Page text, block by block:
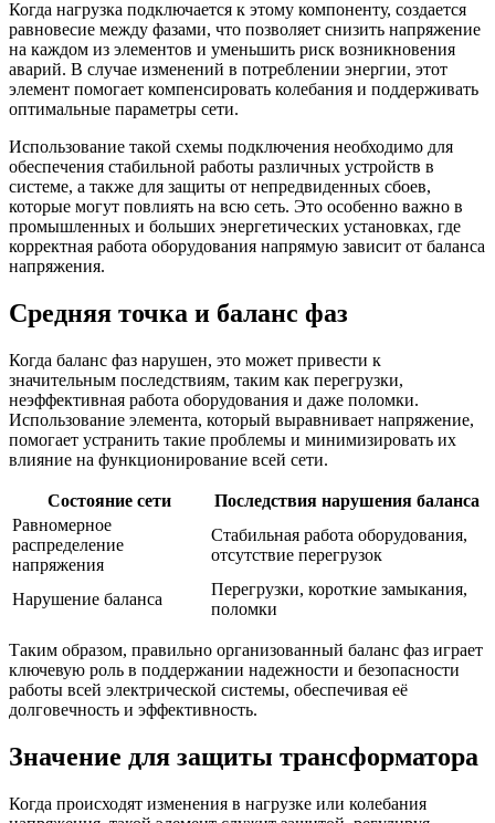
Когда нагрузка подключается к этому компоненту, создается
равновесие между фазами, что позволяет снизить напряжение
на каждом из элементов и уменьшить риск возникновения
аварий. В случае изменений в потреблении энергии, этот
элемент помогает компенсировать колебания и поддерживать
оптимальные параметры сети.
Использование такой схемы подключения необходимо для
обеспечения стабильной работы различных устройств в
системе, а также для защиты от непредвиденных сбоев,
которые могут повлиять на всю сеть. Это особенно важно в
промышленных и больших энергетических установках, где
корректная работа оборудования напрямую зависит от баланса
напряжения.
Средняя точка и баланс фаз
Когда баланс фаз нарушен, это может привести к
значительным последствиям, таким как перегрузки,
неэффективная работа оборудования и даже поломки.
Использование элемента, который выравнивает напряжение,
помогает устранить такие проблемы и минимизировать их
влияние на функционирование всей сети.
Состояние сети
Последствия нарушения баланса
Равномерное
распределение
напряжения
Стабильная работа оборудования,
отсутствие перегрузок
Нарушение баланса
Перегрузки, короткие замыкания,
поломки
Таким образом, правильно организованный баланс фаз играет
ключевую роль в поддержании надежности и безопасности
работы всей электрической системы, обеспечивая её
долговечность и эффективность.
Значение для защиты трансформатора
Когда происходят изменения в нагрузке или колебания